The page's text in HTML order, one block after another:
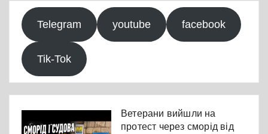
Telegram youtube facebook
Tik-Tok
Ветерани вийшли на
протест через сморід від